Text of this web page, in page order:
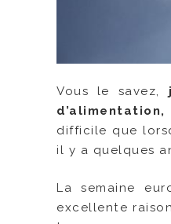
Vous le savez,
difficile que
il y a quelques
La semaine
excellente